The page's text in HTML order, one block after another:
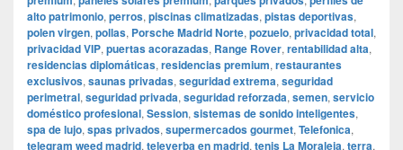
alto patrimonio, perros, piscinas climatizadas, pistas deportivas,
polen virgen, pollas, Porsche Madrid Norte, pozuelo, privacidad total,
privacidad VIP, puertas acorazadas, Range Rover, rentabilidad alta,
residencias diplomáticas, residencias premium, restaurantes
exclusivos, saunas privadas, seguridad extrema, seguridad
perimetral, seguridad privada, seguridad reforzada, semen, servicio
doméstico profesional, Session, sistemas de sonido inteligentes,
spa de lujo, spas privados, supermercados gourmet, Telefonica,
telegram weed madrid, teleyerba en madrid, tenis La Moraleja, terra,